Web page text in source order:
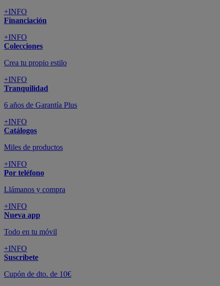
+INFO
Financiación
+INFO
Colecciones
Crea tu propio estilo
+INFO
Tranquilidad
6 años de Garantía Plus
+INFO
Catálogos
Miles de productos
+INFO
Por teléfono
Llámanos y compra
+INFO
Nueva app
Todo en tu móvil
+INFO
Suscríbete
Cupón de dto. de 10€